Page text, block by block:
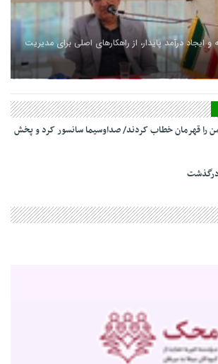
و ایجاد درآمد پایدار، از راهکارهای اصلی برای مدیریت
را قهرمان خطاب کردند/ صداوسیما سانسور کرد و پخش